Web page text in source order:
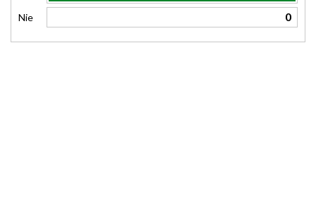
Nie 0